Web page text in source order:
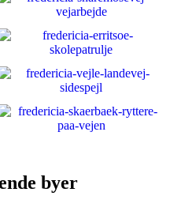
byer